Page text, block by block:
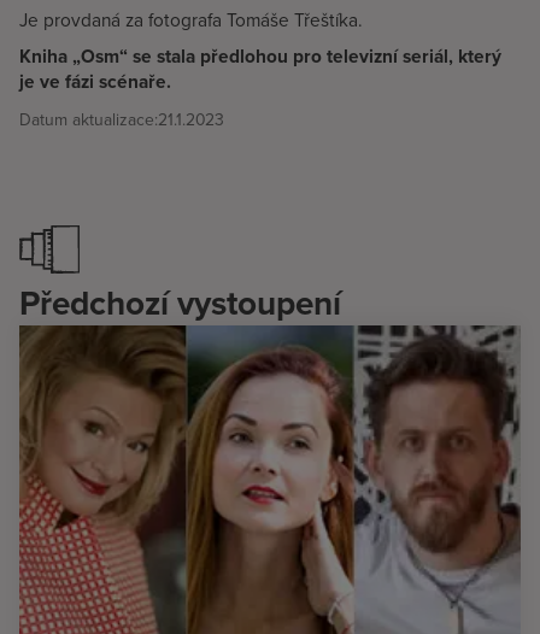
Je provdaná za fotografa Tomáše Třeštíka.
Kniha „Osm“ se stala předlohou pro televizní seriál, který
je ve fázi scénaře.
Datum aktualizace:21.1.2023
Předchozí vystoupení